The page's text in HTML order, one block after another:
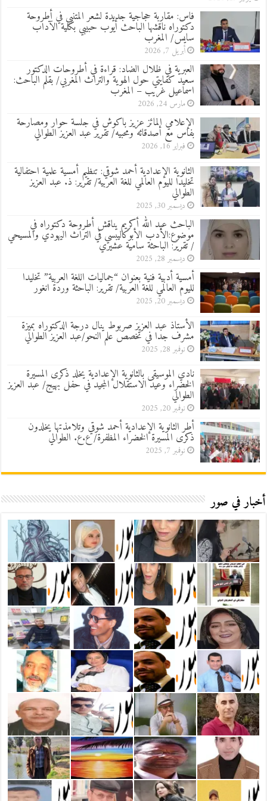
فاس: مقاربة حجاجية جديدة لشعر المتنبي في أطروحة
دكتوراه ناقشها الباحث أيوب حبيبي بكلية الآداب
سايس/ المغرب
أبريل 7, 2026
العبرية في ظلال الضاد: قراءة في أطروحات الدكتور
سعيد كفايتي حول الهوية والتراث المغربي/ بقلم الباحث:
اسماعيل غريب – المغرب
مارس 24, 2026
الإعلامي المائز عزيز باكوش في جلسة حوار ومصارحة
بفاس مع أصدقائه ومحبيه/ تقرير عبد العزيز الطوالي
فبراير 16, 2026
الثانوية الإعدادية أحمد شوقي: تنظيم أمسية علمية احتفالية
تخليدا لليوم العالمي للغة العربية/ تقرير: ذ. عبد العزيز
الطوالي
ديسمبر 30, 2025
الباحث عبد الله أكريم يناقش أطروحة دكتوراه في
موضوع:الأدب الأبوكاليبسي في التراث اليهودي والمسيحي
/ تقرير: الباحثة سامية عشيري
ديسمبر 28, 2025
أمسية أدبية فنية بعنوان “جماليات اللغة العربية” تخليدا
لليوم العالمي للغة العربية/ تقرير: الباحثة وردة انغور
ديسمبر 20, 2025
الأستاذ عبد العزيز صربوط ينال درجة الدكتوراه بميزة
مشرف جدا في تخصص علم النحو/عبد العزيز الطوالي
نوفمبر 28, 2025
نادي الموسيقى بالثانوية الإعدادية يخلد ذكرى المسيرة
الخضراء وعيد الاستقلال المجيد في حفل بهيج/ عبد العزيز
الطوالي
نوفمبر 20, 2025
أطر الثانوية الإعدادية أحمد شوقي وتلامذتها يخلدون
ذكرى المسيرة الخضراء المظفرة/ ع.ع. الطوالي
نوفمبر 7, 2025
أخبار في صور